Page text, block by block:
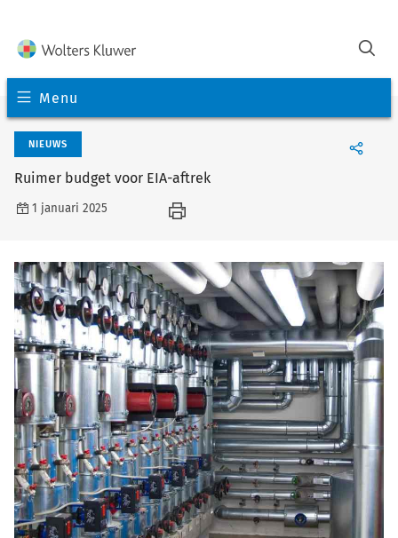
Menu
NIEUWS
Ruimer budget voor EIA-aftrek
1 januari 2025